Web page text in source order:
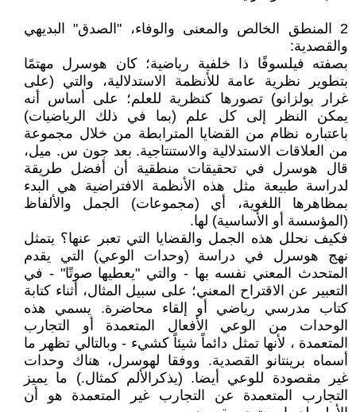
2 المنطق الخالص والمعنى والوفاء، "الصدق" البديهي
والقصدية:
بصفته فيلسوفًا ذا خلفية رياضية؛ كان هوسرل مهتمًا
بتطوير نظرية عامة للأنظمة الاستدلالية، والتي (على
غرار بولزانو) تصورها كنظرية للعلم؛ على أساس أنه
يمكن النظر إلى كل علم (بما في ذلك الرياضيات)
باعتباره نظام من القضايا المترابطة من خلال مجموعة
من العلاقات الاستدلالية والاستنتاجية. بعد جون س. ميل،
قال هوسرل في تحقيقات منطقية أن أفضل طريقة
لدراسة طبيعة مثل هذه الأنظمة الافتراضية هي البدء
بمظاهرها اللغوية، أي (مجموعات) الجمل والألفاظ
(المؤسسة أو الأساسية) لها.
فكيف نحلل هذه الجمل والقضايا التي تعبر عنها؟ يتمثل
نهج هوسرل في دراسة (وحدات الوعي) التي يقدم
المتحدث المعني نفسه بها - والتي "يعطيها صوتًا" - في
التعبير عن الاقتراح المعني؛ على سبيل المثال، أثناء كتابة
كتاب مدرسي رياضي أو إلقاء محاضرة. يسمي هذه
الوحدات من الوعي الأفعال المتعمدة أو التجارب
المتعمدة ، لأنها تمثل دائماً شيئاً كشيء - وبالتالي تظهر ما
أسماه برينتانو القصدية. ووفقا لهوسرل، هناك وحدات
غير مقصودة للوعي أيضا. (يذكرالألم كمثال.) ما يميز
التجارب المتعمدة عن التجارب غير المتعمدة هو أن